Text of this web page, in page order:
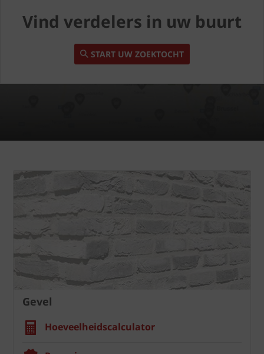
Vind verdelers in uw buurt
START UW ZOEKTOCHT
Gevel
Hoeveelheidscalculator